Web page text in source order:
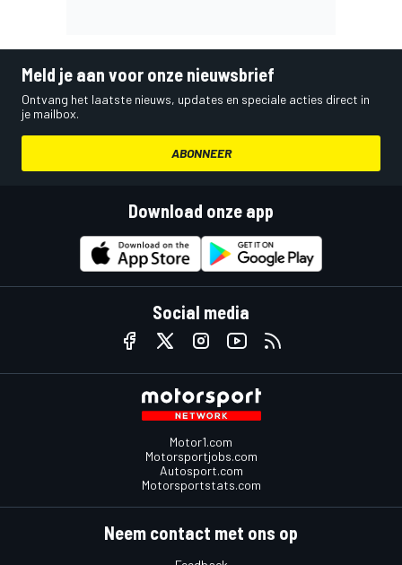
Meld je aan voor onze nieuwsbrief
Ontvang het laatste nieuws, updates en speciale acties direct in
je mailbox.
ABONNEER
Download onze app
Social media
Motor1.com
Motorsportjobs.com
Autosport.com
Motorsportstats.com
Neem contact met ons op